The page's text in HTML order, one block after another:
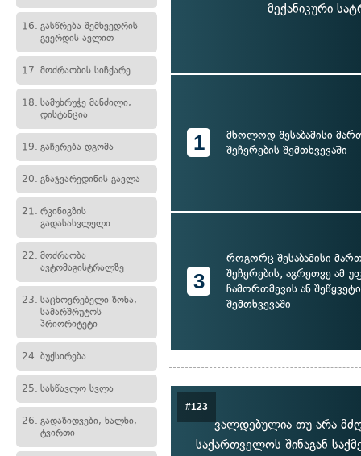
16. გასწრება შემხვედრის
გვერდის ავლით
17. მოძრაობის სიჩქარე
18. სამუხრუჭე მანძილი,
დისტანცია
19. გაჩერება დგომა
20. გზაჯვარედინის გავლა
21. რკინიგზის
გადასასვლელი
22. მოძრაობა
ავტომაგისტრალზე
23. საცხოვრებელი ზონა,
სამარშრუტოს
პრიორიტეტი
24. ბუქსირება
25. სასწავლო სვლა
26. გადაზიდვები, ხალხი,
ტვირთი
მექანიკური
1
მხოლოდ შესაბამისი
შეჩერების შემთხვევაში
3
როგორც შესაბამისი
შეჩერების, აგრეთვე ამ
ჩამორთმევის ან
შემთხვევაში
#123
ვალდებულია თუ არა
საქართველოს შინაგან